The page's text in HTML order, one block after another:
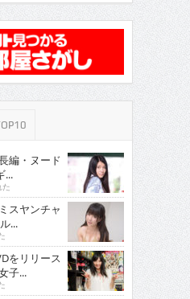
編・ヌード
...
スヤンチャ
...
をリリース
子...